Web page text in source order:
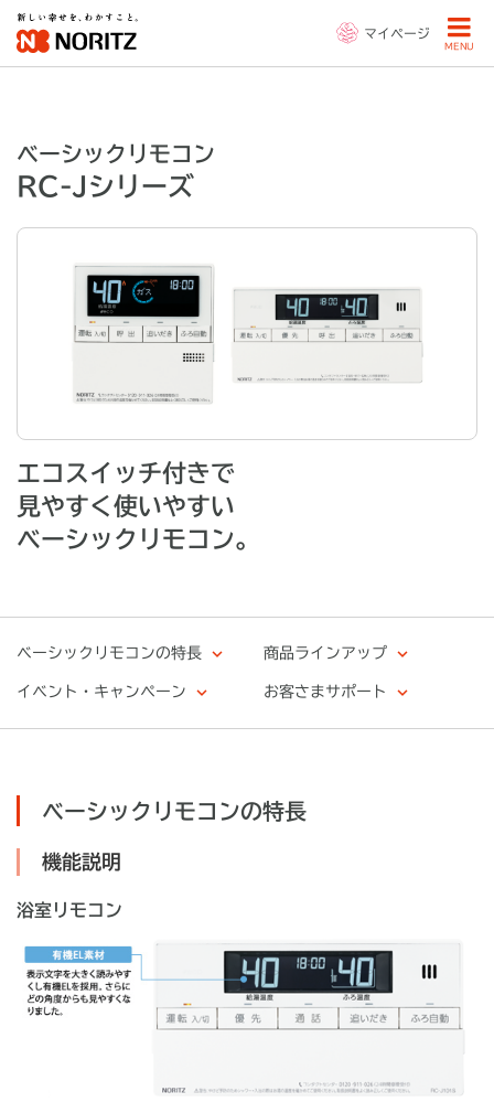
マイページ
MENU
ベーシックリモコン
RC-Jシリーズ
エコスイッチ付きで
見やすく使いやすい
ベーシックリモコン。
ベーシックリモコンの特長 商品ラインアップ
イベント・キャンペーン お客さまサポート
ベーシックリモコンの特長
機能説明
浴室リモコン